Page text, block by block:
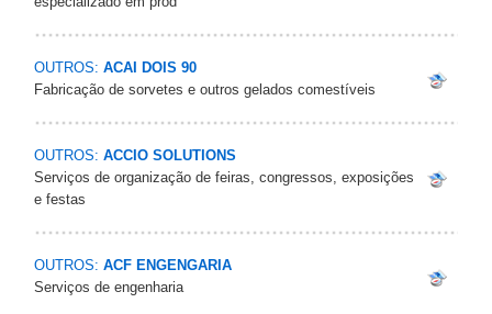
OUTROS: ACAI DOIS 90
Fabricação de sorvetes e outros gelados comestíveis
OUTROS: ACCIO SOLUTIONS
Serviços de organização de feiras, congressos, exposições
e festas
OUTROS: ACF ENGENGARIA
Serviços de engenharia